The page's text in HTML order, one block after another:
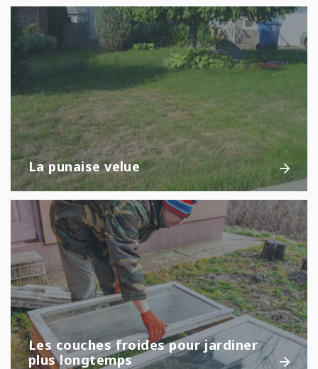
La punaise velue
Les couches froides pour jardiner
plus longtemps